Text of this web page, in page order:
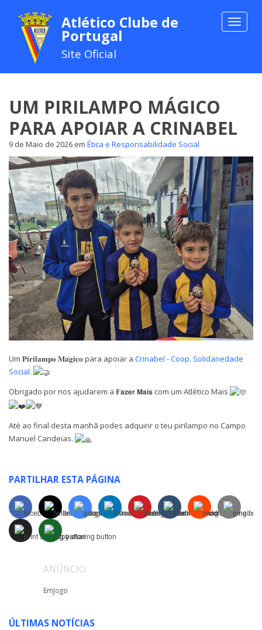
Toggle
Atlético Clube de
Portugal
Site Oficial
UM PIRILAMPO MÁGICO
PARA APOIAR A CRINABEL
9 de Maio de 2026 em Ética e Responsabilidade Social
Um 𝐏𝐢𝐫𝐢𝐥𝐚𝐦𝐩𝐨 𝐌𝐚́𝐠𝐢𝐜𝐨 para apoiar a Crinabel - Coop. Solidariedade
Social.
Obrigado por nos ajudarem a 𝐅𝗮𝘇𝗲𝗿 𝗠𝗮𝗶𝘀 com um Atlético Mais
Até ao final desta manhã podes adquirir o teu pirilampo no Campo
Manuel Candeias.
PARTILHAR ESTA PÁGINA
ANÚNCIO
EmJogo
ÚLTIMAS NOTÍCIAS